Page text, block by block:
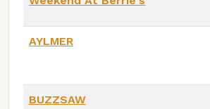
AYLMER
BUZZSAW